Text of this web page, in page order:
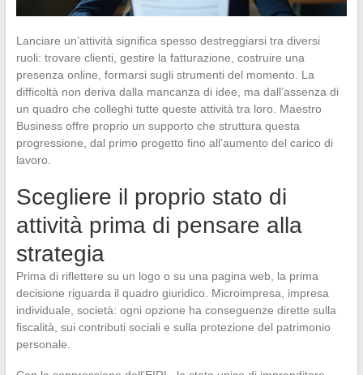
Lanciare un’attività significa spesso destreggiarsi tra diversi
ruoli: trovare clienti, gestire la fatturazione, costruire una
presenza online, formarsi sugli strumenti del momento. La
difficoltà non deriva dalla mancanza di idee, ma dall’assenza di
un quadro che colleghi tutte queste attività tra loro. Maestro
Business offre proprio un supporto che struttura questa
progressione, dal primo progetto fino all’aumento del carico di
lavoro.
Scegliere il proprio stato di
attività prima di pensare alla
strategia
Prima di riflettere su un logo o su una pagina web, la prima
decisione riguarda il quadro giuridico. Microimpresa, impresa
individuale, società: ogni opzione ha conseguenze dirette sulla
fiscalità, sui contributi sociali e sulla protezione del patrimonio
personale.